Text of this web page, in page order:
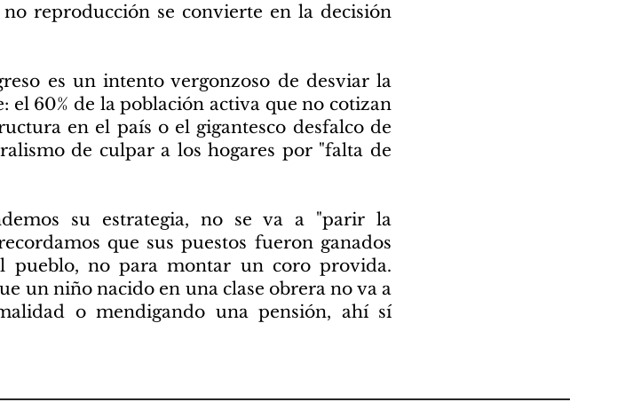
reproducción se convierte en la decisión
es un intento vergonzoso de desviar la
el 60% de la población activa que no cotizan
en el país o el gigantesco desfalco de
de culpar a los hogares por "falta de
su estrategia, no se va a "parir la
que sus puestos fueron ganados
pueblo, no para montar un coro provida.
un niño nacido en una clase obrera no va a
o mendigando una pensión, ahí sí